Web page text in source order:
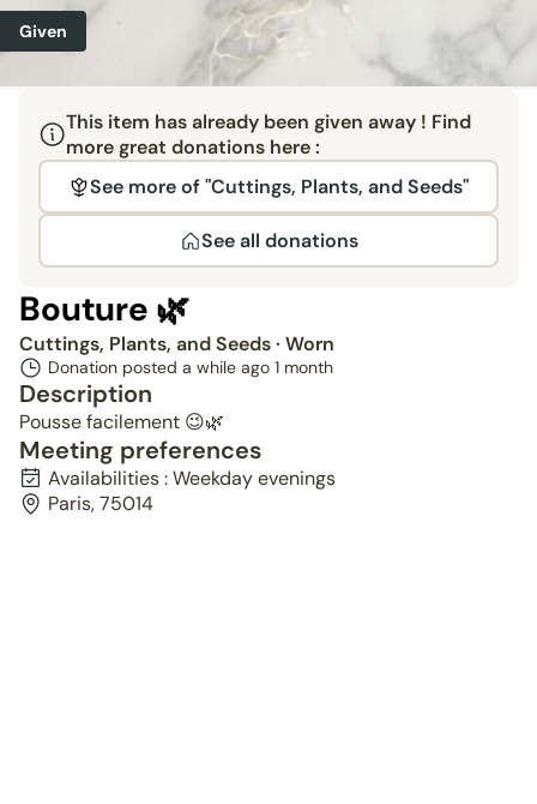
Given
This item has already been given away ! Find
more great donations here :
See more of "Cuttings, Plants, and Seeds"
See all donations
Bouture 🌿
Cuttings, Plants, and Seeds· Worn
Donation posted a while ago 1 month
Description
Pousse facilement 😉🌿
Meeting preferences
Availabilities : Weekday evenings
Paris, 75014